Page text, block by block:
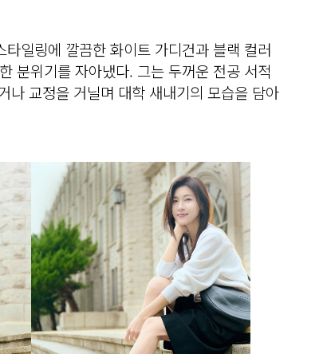
일링에 깔끔한 화이트 가디건과 블랙 컬러
분위기를 자아냈다. 그는 두꺼운 전공 서적
나 교정을 거닐며 대학 새내기의 모습을 담아